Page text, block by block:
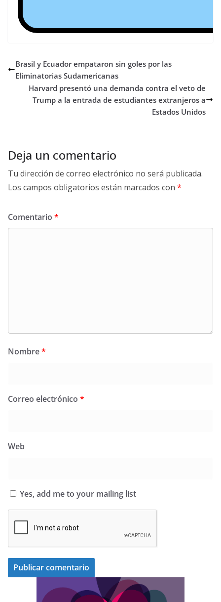
Brasil y Ecuador empataron sin goles por las
Eliminatorias Sudamericanas
Harvard presentó una demanda contra el veto de
Trump a la entrada de estudiantes extranjeros a
Estados Unidos
Deja un comentario
Tu dirección de correo electrónico no será publicada.
Los campos obligatorios están marcados con *
Comentario *
Nombre*
Correo electrónico *
Web
Yes, add me to your mailing list